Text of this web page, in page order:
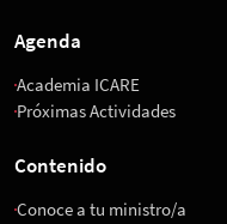
Agenda
Academia ICARE
Próximas Actividades
Contenido
Conoce a tu ministro/a